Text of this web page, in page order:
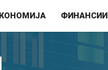
ФИНАНСИИ